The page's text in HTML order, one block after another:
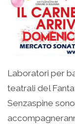
Laboratori per
teatrali del
Senzaspine